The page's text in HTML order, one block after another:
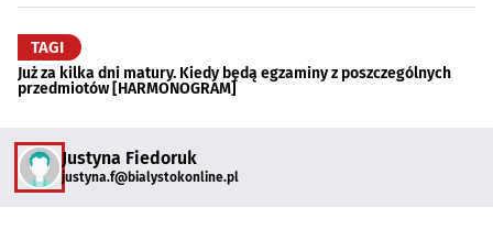
TAGI
Już za kilka dni matury. Kiedy będą egzaminy z poszczególnych
przedmiotów [HARMONOGRAM]
Justyna Fiedoruk
justyna.f@bialystokonline.pl